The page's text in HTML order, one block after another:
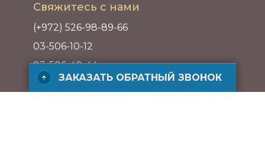
Свяжитесь с нами
(+972) 526-98-89-66
03-506-10-12
03-506-40-44
Адрес
ЗАКАЗАТЬ ОБРАТНЫЙ ЗВОНОК